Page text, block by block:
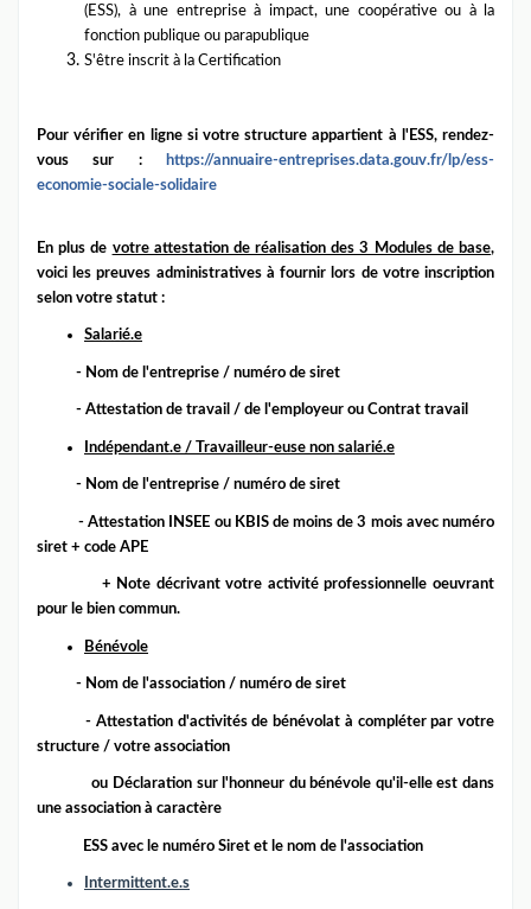
(ESS), à une entreprise à impact, une coopérative ou à la
fonction publique ou parapublique
S'être inscrit à la Certification
Pour vérifier en ligne si votre structure appartient à l'ESS, rendez-
vous sur :https://annuaire-entreprises.data.gouv.fr/lp/ess-
economie-sociale-solidaire
En plus de votre attestation de réalisation des 3 Modules de base,
voici les preuves administratives à fournir lors de votre inscription
selon votre statut :
Salarié.e
- Nom de l'entreprise / numéro de siret
- Attestation de travail / de l'employeur ou Contrat travail
Indépendant.e / Travailleur-euse non salarié.e
- Nom de l'entreprise / numéro de siret
- Attestation INSEE ou KBIS de moins de 3 mois avec numéro
siret + code APE
+ Note décrivant votre activité professionnelleoeuvrant
pour le bien commun.
Bénévole
- Nom de l'association / numéro de siret
- Attestation d'activités de bénévolat à compléter par votre
structure / votre association
ou Déclaration sur l'honneur du bénévole qu'il-elle est dans
une association à caractère
ESS avec le numéro Siret et le nom de l'association
Intermittent.e.s